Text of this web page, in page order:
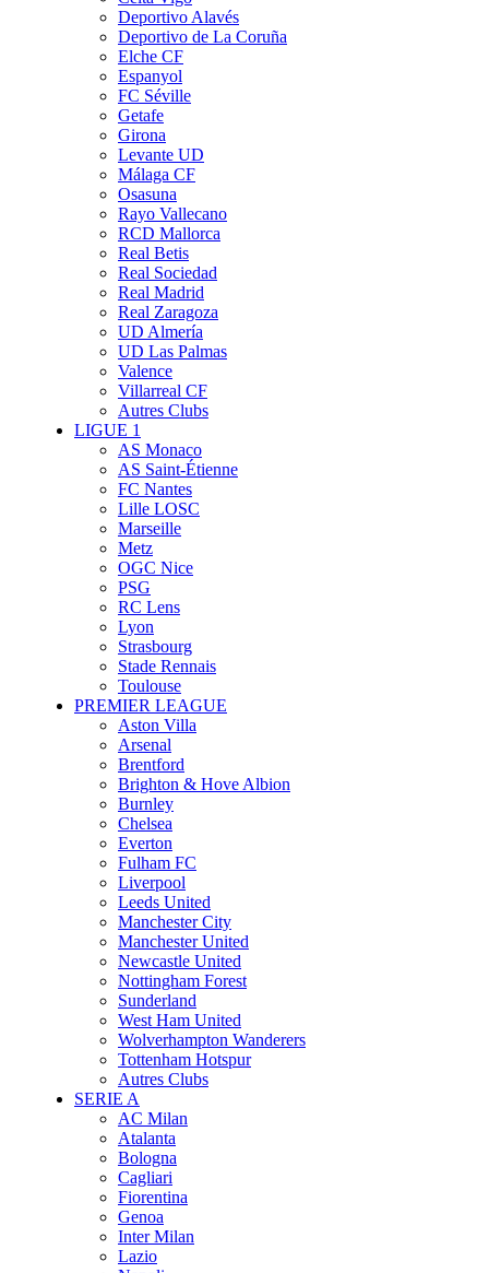
Deportivo Alavés
Deportivo de La Coruña
Elche CF
Espanyol
FC Séville
Getafe
Girona
Levante UD
Málaga CF
Osasuna
Rayo Vallecano
RCD Mallorca
Real Betis
Real Sociedad
Real Madrid
Real Zaragoza
UD Almería
UD Las Palmas
Valence
Villarreal CF
Autres Clubs
LIGUE 1
AS Monaco
AS Saint-Étienne
FC Nantes
Lille LOSC
Marseille
Metz
OGC Nice
PSG
RC Lens
Lyon
Strasbourg
Stade Rennais
Toulouse
PREMIER LEAGUE
Aston Villa
Arsenal
Brentford
Brighton & Hove Albion
Burnley
Chelsea
Everton
Fulham FC
Liverpool
Leeds United
Manchester City
Manchester United
Newcastle United
Nottingham Forest
Sunderland
West Ham United
Wolverhampton Wanderers
Tottenham Hotspur
Autres Clubs
SERIE A
AC Milan
Atalanta
Bologna
Cagliari
Fiorentina
Genoa
Inter Milan
Lazio